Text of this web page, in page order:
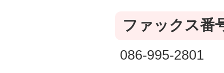
ファックス番
086-995-2801